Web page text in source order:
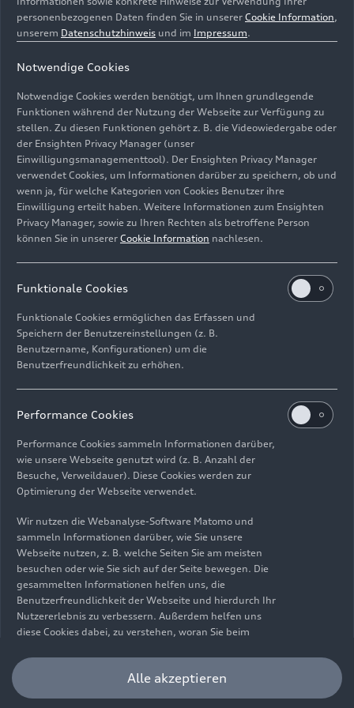
Audi Sport DTM 2017
Bild-Nr: A1713175 · Copyright: Audi Communications
Motorsport
Rechte: free of charge for press purpose only. If you
need pictures for other purposes please contact Audi
Communications Motorsport motorsport-
media@audi.de
ImpressumRechtliches
Hinweisgebersystem
Informationen zur BarrierefreiheitKontakt
© 2026 AUDI AG. Alle Rechte vorbehalten.
EN
Die Angaben zu Kraftstoffverbrauch, Stromverbrauch, CO₂-
Emissionen und elektrischer Reichweite wurden nach dem
gesetzlich vorgeschriebenen Messverfahren „Worldwide
Harmonized Light Vehicles Test Procedure“ (WLTP) gemäß
Verordnung (EG) 715/2007 ermittelt. Zusatzausstattungen und
Zubehör (Anbauteile, Reifenformat usw.) können relevante
Aerodynamik verändern und neben Witterungs- und
Verkehrsbedingungen sowie dem individuellen Fahrverhalten den
personenbezogenen Daten finden Sie in unserer Cookie Information,
unserem Datenschutzhinweis und im Impressum.
Notwendige Cookies
Notwendige Cookies werden benötigt, um Ihnen grundlegende
Funktionen während der Nutzung der Webseite zur Verfügung zu
stellen. Zu diesen Funktionen gehört z. B. die Videowiedergabe oder
der Ensighten Privacy Manager (unser
Einwilligungsmanagementtool). Der Ensighten Privacy Manager
verwendet Cookies, um Informationen darüber zu speichern, ob und
wenn ja, für welche Kategorien von Cookies Benutzer ihre
Einwilligung erteilt haben. Weitere Informationen zum Ensighten
Privacy Manager, sowie zu Ihren Rechten als betroffene Person
können Sie in unserer Cookie Information nachlesen.
Funktionale Cookies
Funktionale Cookies ermöglichen das Erfassen und
Speichern der Benutzereinstellungen (z. B.
Benutzername, Konfigurationen) um die
Benutzerfreundlichkeit zu erhöhen.
Performance Cookies
Performance Cookies sammeln Informationen darüber,
wie unsere Webseite genutzt wird (z. B. Anzahl der
Besuche, Verweildauer). Diese Cookies werden zur
Optimierung der Webseite verwendet.
Wir nutzen die Webanalyse-Software Matomo und
sammeln Informationen darüber, wie Sie unsere
Webseite nutzen, z. B. welche Seiten Sie am meisten
besuchen oder wie Sie sich auf der Seite bewegen. Die
gesammelten Informationen helfen uns, die
Benutzerfreundlichkeit der Webseite und hierdurch Ihr
Nutzererlebnis zu verbessern. Außerdem helfen uns
diese Cookies dabei, zu verstehen, woran Sie beim
unser Angebot optimieren können. Bitte beachten Sie,
dass Sie Ihre Einwilligung bezüglich der Platzierung von
Performance Cookies jederzeit widerrufen können.
Alle akzeptieren